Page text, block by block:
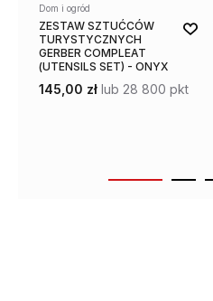
Dom i ogród
ZESTAW SZTUĆCÓW
TURYSTYCZNYCH
GERBER COMPLEAT
(UTENSILS SET) - ONYX
145,00 zł lub 28 800 pkt